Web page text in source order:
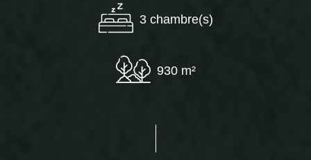
3 chambre(s)
930 m²